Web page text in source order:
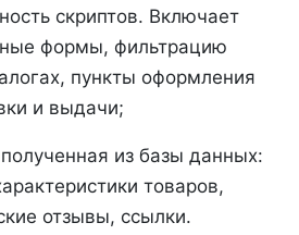
скриптов. Включает
формы, фильтрацию
пункты оформления
и выдачи;
из базы данных:
товаров,
отзывы, ссылки.